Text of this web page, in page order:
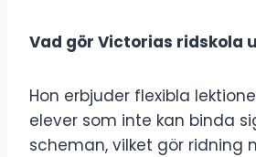
Vad gör Victorias ridskola
Hon erbjuder flexibla
elever som inte kan binda
scheman, vilket gör ridning